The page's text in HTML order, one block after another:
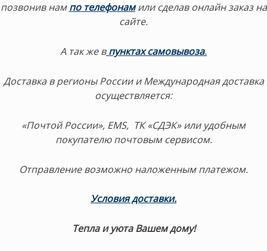
позвонив нам по телефонамили сделав онлайн заказ на
сайте.
А так же в пунктах самовывоза.
Доставка в регионы России и Международная доставка
осуществляется:
«Почтой России», EMS, ТК «СДЭК» или удобным
покупателю почтовым сервисом.
Отправление возможно наложенным платежом.
Условия доставки.
Тепла и уюта Вашем дому!